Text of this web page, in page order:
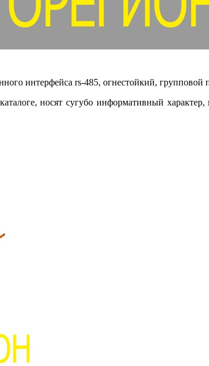
интерфейса rs-485, огнестойкий,
носят сугубо информативный